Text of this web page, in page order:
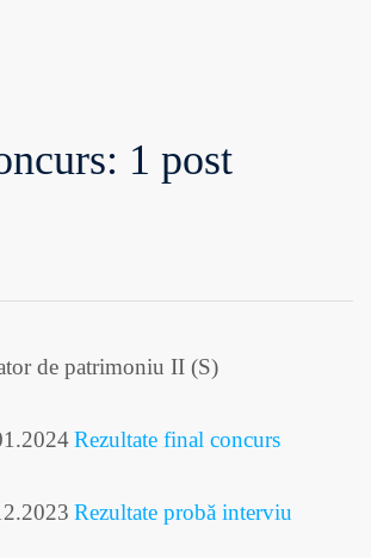
1 post
de patrimoniu II (S)
Rezultate final concurs
Rezultate probă interviu